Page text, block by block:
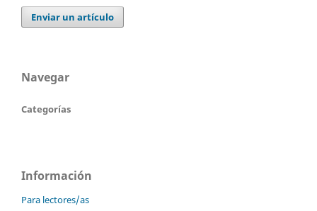
Enviar un artículo
Navegar
Categorías
Información
Para lectores/as